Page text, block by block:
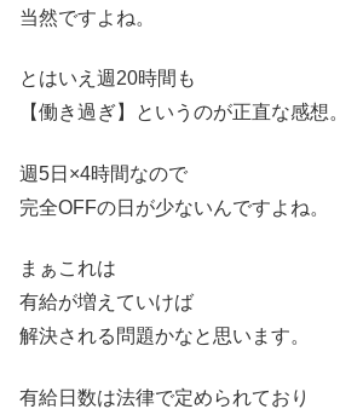
当然ですよね。
とはいえ週20時間も
【働き過ぎ】というのが正直な感想。
週5日×4時間なので
完全OFFの日が少ないんですよね。
まぁこれは
有給が増えていけば
解決される問題かなと思います。
有給日数は法律で定められており